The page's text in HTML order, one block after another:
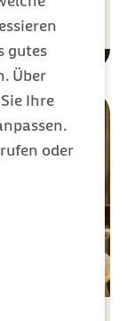
gutes
Über
Ihre
oder